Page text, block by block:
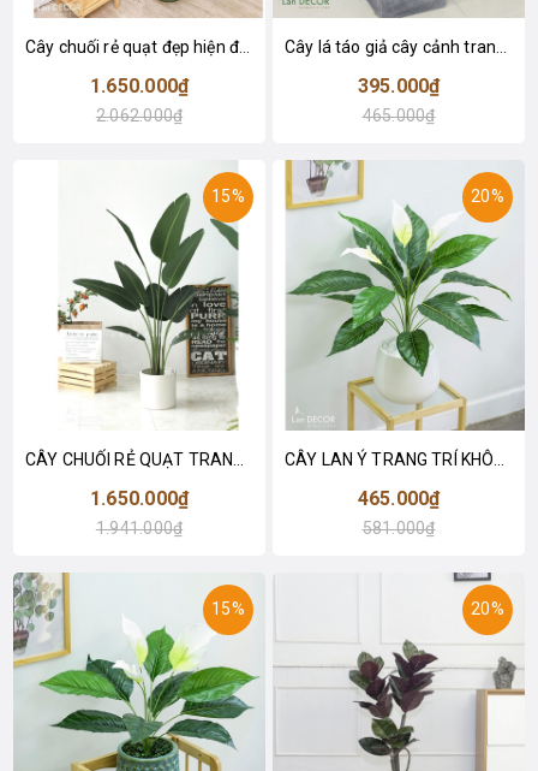
Cây chuối rẻ quạt đẹp hiện đại trang trí 1m8 - LC3019 (Gồm 12 lá)
1.650.000₫
2.062.000₫
395.000₫
465.000₫
15%
1.650.000₫
1.941.000₫
20%
465.000₫
581.000₫
15% 20%